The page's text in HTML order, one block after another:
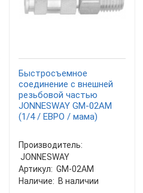
Быстросъемное
соединение с внешней
резьбовой частью
JONNESWAY GM-02AM
(1/4 / ЕВРО / мама)
Производитель:
JONNESWAY
Артикул: GM-02AM
Наличие: В наличии